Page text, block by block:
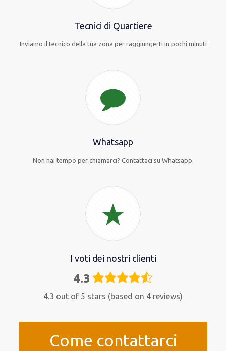
Tecnici di Quartiere
Inviamo il tecnico della tua zona per raggiungerti in pochi minuti
Whatsapp
Non hai tempo per chiamarci? Contattaci su Whatsapp.
I voti dei nostri clienti
4.3 4,3
4.3 out of 5 stars (based on 4 reviews)
Come contattarci